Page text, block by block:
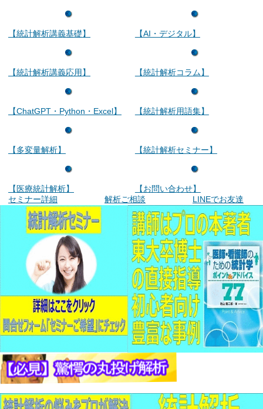
【統計解析講義基礎】
【統計解析講義応用】
【ChatGPT・Python・Excel】
【多変量解析】
【医療統計解析】
【AI・デジタル】
【統計解析コラム】
【統計解析用語集】
【統計解析セミナー】
【お問い合わせ】
セミナー詳細
解析ご相談 LINEでお友達